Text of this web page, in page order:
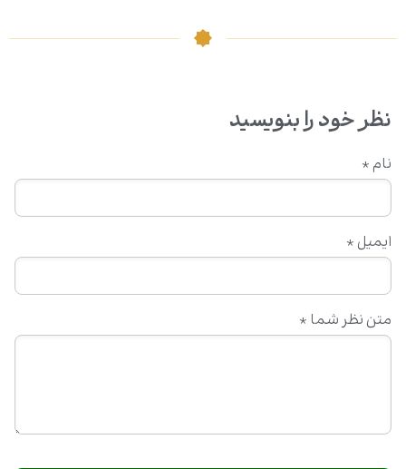
نظر خود را بنویسید
متن نظر شما *
نام *
ایمیل *